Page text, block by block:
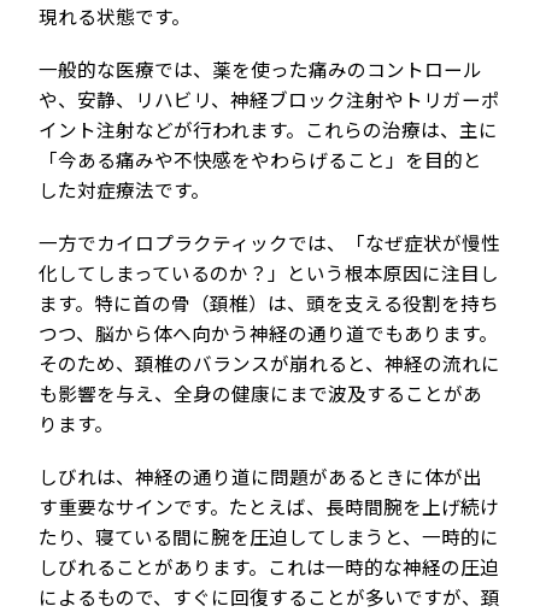
現れる状態です。
一般的な医療では、薬を使った痛みのコントロール
や、安静、リハビリ、神経ブロック注射やトリガーポ
イント注射などが行われます。これらの治療は、主に
「今ある痛みや不快感をやわらげること」を目的と
した対症療法です。
一方でカイロプラクティックでは、「なぜ症状が慢性
化してしまっているのか？」という根本原因に注目し
ます。特に首の骨（頚椎）は、頭を支える役割を持ち
つつ、脳から体へ向かう神経の通り道でもあります。
そのため、頚椎のバランスが崩れると、神経の流れに
も影響を与え、全身の健康にまで波及することがあ
ります。
しびれは、神経の通り道に問題があるときに体が出
す重要なサインです。たとえば、長時間腕を上げ続け
たり、寝ている間に腕を圧迫してしまうと、一時的に
しびれることがあります。これは一時的な神経の圧迫
によるもので、すぐに回復することが多いですが、頚